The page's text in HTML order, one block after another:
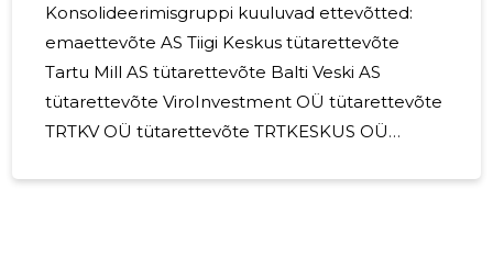
Konsolideerimisgruppi kuuluvad ettevõtted:
emaettevõte AS Tiigi Keskus tütarettevõte
Tartu Mill AS tütarettevõte Balti Veski AS
tütarettevõte ViroInvestment OÜ tütarettevõte
TRTKV OÜ tütarettevõte TRTKESKUS OÜ